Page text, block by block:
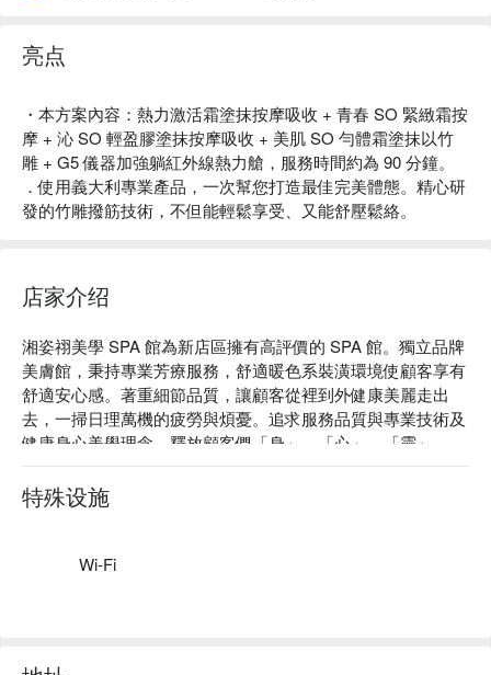
亮点
・本方案內容：熱力激活霜塗抹按摩吸收 + 青春 SO 緊緻霜按
摩 + 沁 SO 輕盈膠塗抹按摩吸收 + 美肌 SO 勻體霜塗抹以竹
雕 + G5 儀器加強躺紅外線熱力艙，服務時間約為 90 分鐘。
．使用義大利專業產品，一次幫您打造最佳完美體態。精心研
發的竹雕撥筋技術，不但能輕鬆享受、又能舒壓鬆絡。
店家介绍
湘姿祤美學 SPA 館為新店區擁有高評價的 SPA 館。獨立品牌
美膚館，秉持專業芳療服務，舒適暖色系裝潢環境使顧客享有
舒適安心感。著重細節品質，讓顧客從裡到外健康美麗走出
去，一掃日理萬機的疲勞與煩憂。追求服務品質與專業技術及
健康身心美學理念，釋放顧客們「身」、「心」、「靈」。
湘姿祤美學 SPA 館：Google 4.9 星、FunNow 5 星好評
湘姿祤美學 SPA 館的服務範圍：臉部拉提緊緻、無痛粉刺清
理、除老去角質、漢方經絡穴位按摩、全方位撥筋、精油舒
湘姿祤美學 SPA 館預約、價格立刻查看⬇︎
特殊设施
Wi-Fi